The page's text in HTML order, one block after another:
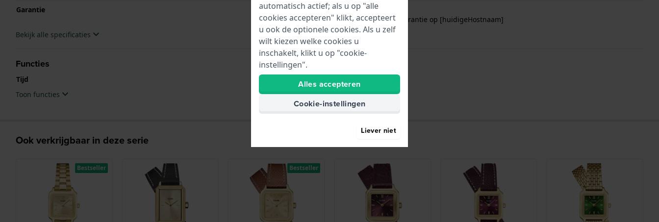
Garantie
2 jaar garantie
Gratis1 jaar extra garantie op [huidigeHostnaam]
Bekijk alle specificaties
Functies
Tijd
Uren - Analoge wijzer
Toon functies
Ook verkrijgbaar in deze serie
Bestseller Bestseller
automatisch actief; als u op "alle
cookies accepteren" klikt, accepteert
u ook de optionele cookies. Als u zelf
wilt kiezen welke cookies u
inschakelt, klikt u op "cookie-
instellingen".
Alles accepteren
Cookie-instellingen
Liever niet